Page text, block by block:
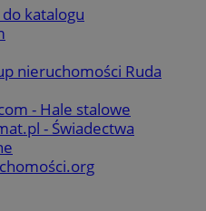
katalogu
nieruchomości Ruda
- Hale stalowe
- Świadectwa